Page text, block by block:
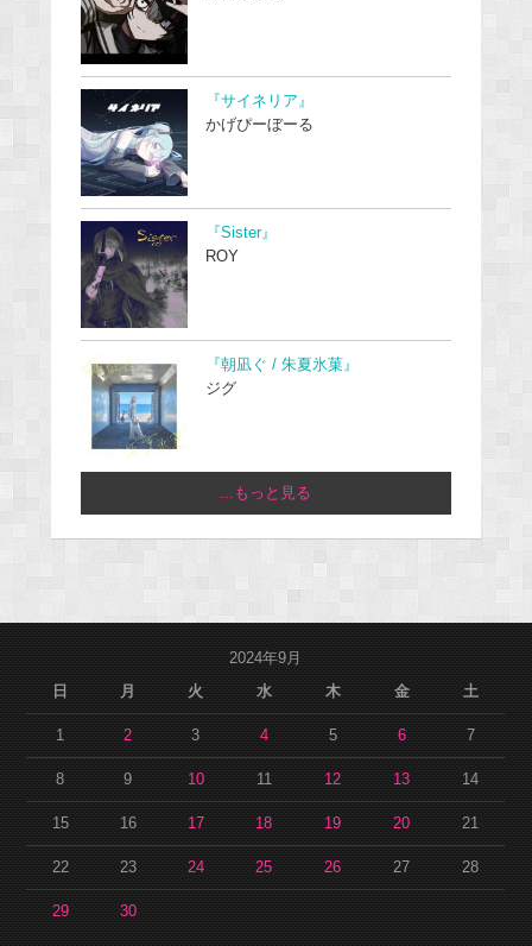
『サイネリア』
かげぴーぼーる
『Sister』
ROY
『朝凪ぐ / 朱夏氷菓』
ジグ
...もっと見る
2024年9月
日
月 火 水 木 金 土
1 2 3 4 5 6 7
8 9 10 11 12 13 14
15 16 17 18 19 20 21
22 23 24 25 26 27 28
29 30